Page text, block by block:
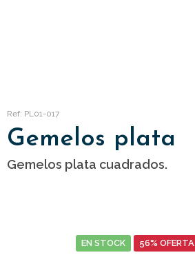
Ref: PL01-017
Gemelos plata
Gemelos plata cuadrados.
EN STOCK 56% OFERTA